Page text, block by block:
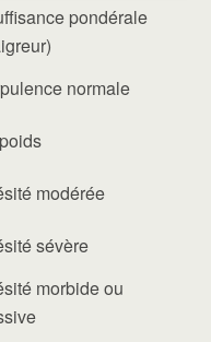
pondérale
normale
modérée
sévère
morbide ou